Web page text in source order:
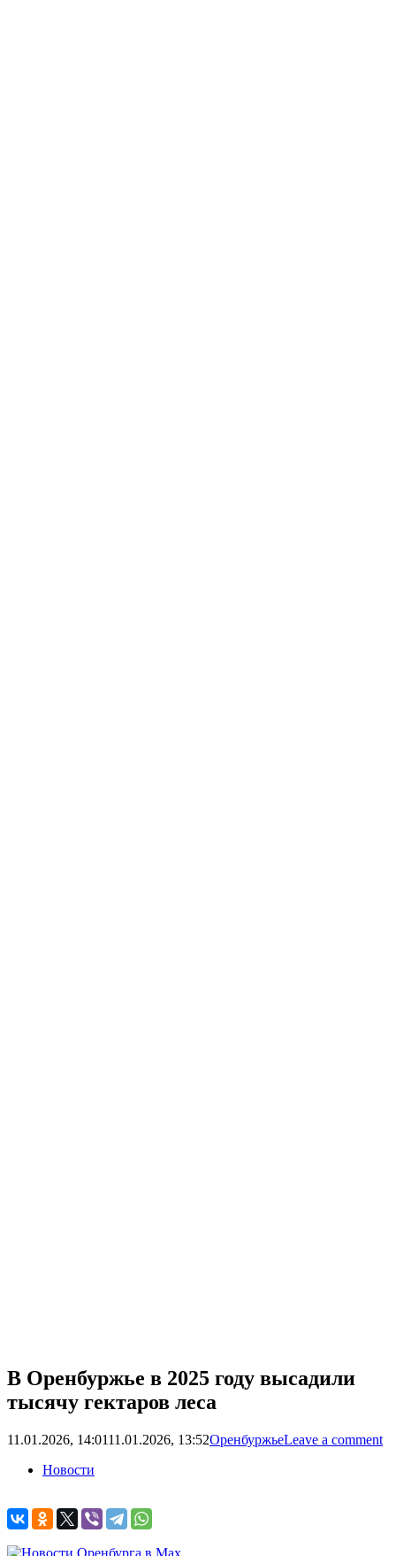
В Оренбуржье в 2025 году высадили
тысячу гектаров леса
11.01.2026, 14:0111.01.2026, 13:52ОренбуржьеLeave a comment
Новости